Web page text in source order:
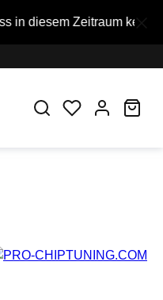
keine Bestellungen